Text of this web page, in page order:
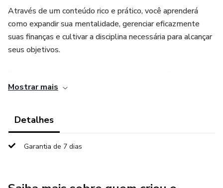
Através de um conteúdo rico e prático, você aprenderá
como expandir sua mentalidade, gerenciar eficazmente
suas finanças e cultivar a disciplina necessária para alcançar
seus objetivos.
investimento em desenvolvimento pessoal e estratégias
vida substancial, este ebook é um companheiro
Mostrar mais
Detalhes
Garantia de 7 dias